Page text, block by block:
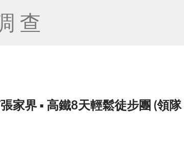
查
家界 ▪ 高鐵8天輕鬆徒步團 (領隊